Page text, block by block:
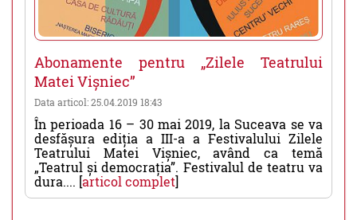
Abonamente pentru „Zilele Teatrului
Matei Vișniec”
Data articol: 25.04.2019 18:43
În perioada 16 – 30 mai 2019, la Suceava se va
desfășura ediția a III-a a Festivalului Zilele
Teatrului Matei Vișniec, având ca temă
„Teatrul și democrația”. Festivalul de teatru va
dura.... [articol complet]